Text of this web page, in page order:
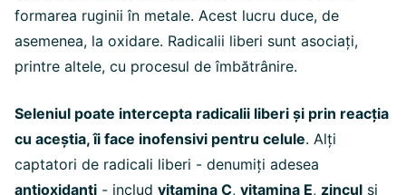
formarea ruginii în metale. Acest lucru duce, de
asemenea, la oxidare. Radicalii liberi sunt asociați,
printre altele, cu procesul de îmbătrânire.
Seleniul poate intercepta radicalii liberi și prin reacția
cu aceștia, îi face inofensivi pentru celule. Alți
captatori de radicali liberi - denumiți adesea
antioxidanți - includ vitamina C, vitamina E, zincul și